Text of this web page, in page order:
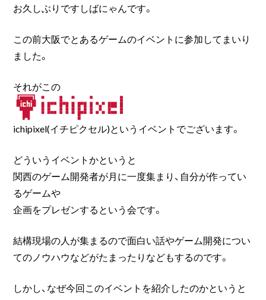
お久しぶりですしばにゃんです。
この前大阪でとあるゲームのイベントに参加してまいり
ました。
それがこの
ichipixel(イチピクセル)というイベントでございます。
どういうイベントかというと
関西のゲーム開発者が月に一度集まり、自分が作ってい
るゲームや
企画をプレゼンするという会です。
結構現場の人が集まるので面白い話やゲーム開発につい
てのノウハウなどがたまったりなどもするのです。
しかし、なぜ今回このイベントを紹介したのかというと